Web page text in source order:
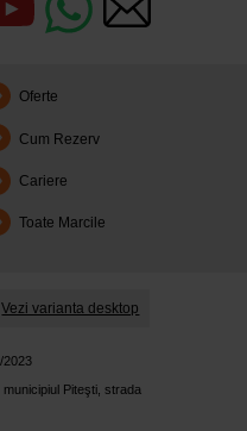
Oferte
Cum Rezerv
Cariere
Toate Marcile
Vezi varianta desktop
2023
Piteşti, strada